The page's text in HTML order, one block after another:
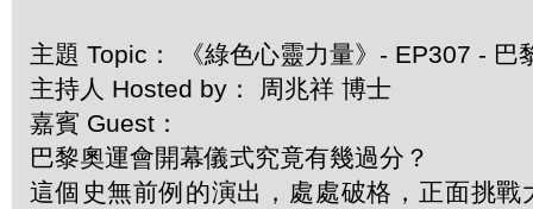
主題 Topic： 《綠色心靈力量》- EP307 - 巴
主持人 Hosted by： 周兆祥 博士
嘉賓 Guest：
巴黎奧運會開幕儀式究竟有幾過分？
這個史無前例的演出，處處破格，正面挑